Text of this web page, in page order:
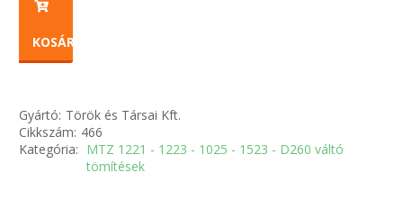
KOSÁRBA
Gyártó: Török és Társai Kft.
Cikkszám: 466
Kategória: MTZ 1221 - 1223 - 1025 - 1523 - D260 váltó
tömítések